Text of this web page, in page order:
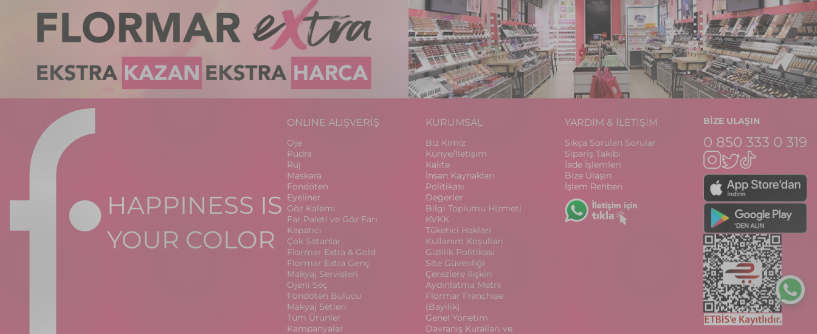
HAPPINESS IS
YOUR COLOR
ONLINE ALIŞVERİŞ
Oje
Pudra
Ruj
Maskara
Fondöten
Eyeliner
Göz Kalemi
Far Paleti ve Göz Farı
Kapatıcı
Çok Satanlar
Flormar Extra & Gold
Flormar Extra Genç
Makyaj Servisleri
Ojeni Seç
Fondöten Bulucu
Makyaj Setleri
Tüm Ürünler
Kampanyalar
KURUMSAL
Biz Kimiz
Künye/İletişim
Kalite
İnsan Kaynakları
Politikası
Değerler
Bilgi Toplumu Hizmeti
KVKK
Tüketici Hakları
Kullanım Koşulları
Gizlilik Politikası
Site Güvenliği
Çerezlere İlişkin
Aydınlatma Metni
Flormar Franchise
(Bayilik)
Genel Yönetim
Davranış Kuralları ve
YARDIM & İLETİŞİM
Sıkça Sorulan Sorular
Sipariş Takibi
İade İşlemleri
Bize Ulaşın
İşlem Rehberi
BİZE ULAŞIN
0 850 333 0 319